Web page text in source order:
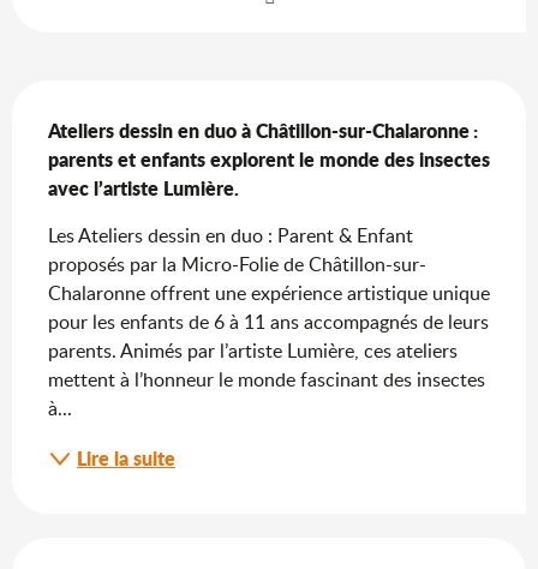
Ateliers dessin en duo à Châtillon-sur-Chalaronne :
parents et enfants explorent le monde des insectes
avec l’artiste Lumière.
Les Ateliers dessin en duo : Parent & Enfant
proposés par la Micro-Folie de Châtillon-sur-
Chalaronne offrent une expérience artistique unique
pour les enfants de 6 à 11 ans accompagnés de leurs
parents. Animés par l’artiste Lumière, ces ateliers
mettent à l’honneur le monde fascinant des insectes
à...
Lire la suite